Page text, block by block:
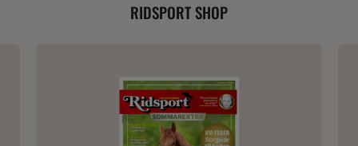
RIDSPORT SHOP